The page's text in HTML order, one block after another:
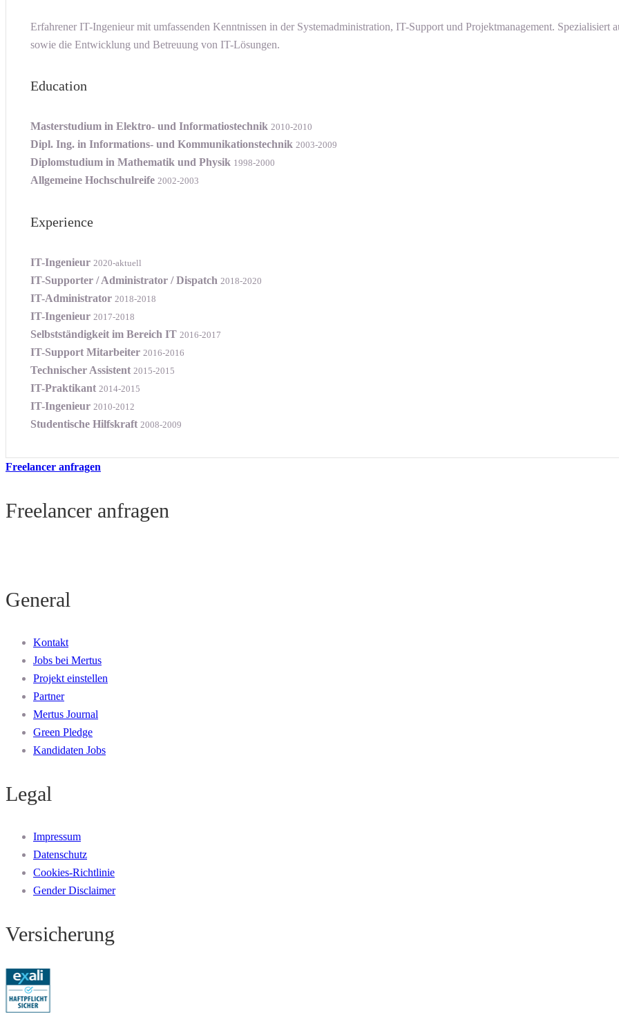
Erfahrener IT-Ingenieur mit umfassenden Kenntnissen in der Systemadministration, IT-Support und Projektmanagement.
sowie die Entwicklung und Betreuung von IT-Lösungen.
Education
Masterstudium in Elektro- und Informatiostechnik 2010-2010
Dipl. Ing. in Informations- und Kommunikationstechnik 2003-2009
Diplomstudium in Mathematik und Physik 1998-2000
Allgemeine Hochschulreife 2002-2003
Experience
IT-Ingenieur 2020-aktuell
IT-Supporter / Administrator / Dispatch 2018-2020
IT-Administrator 2018-2018
IT-Ingenieur 2017-2018
Selbstständigkeit im Bereich IT 2016-2017
IT-Support Mitarbeiter 2016-2016
Technischer Assistent 2015-2015
IT-Praktikant 2014-2015
IT-Ingenieur 2010-2012
Studentische Hilfskraft 2008-2009
Freelancer anfragen
Freelancer anfragen
General
Kontakt
Jobs bei Mertus
Projekt einstellen
Partner
Mertus Journal
Green Pledge
Kandidaten Jobs
Legal
Impressum
Datenschutz
Cookies-Richtlinie
Gender Disclaimer
Versicherung